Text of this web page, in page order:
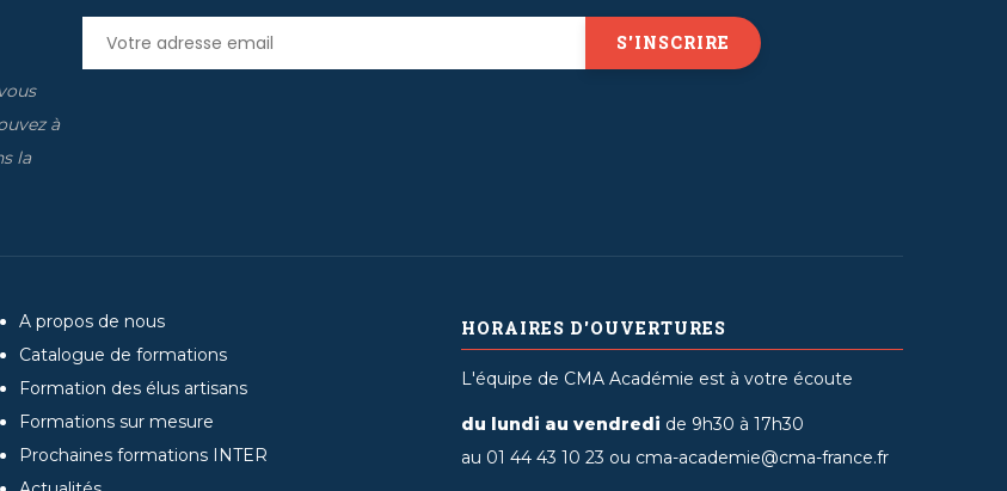
à
la
A propos de nous
Catalogue de formations
Formation des élus artisans
Formations sur mesure
Prochaines formations INTER
HORAIRES D'OUVERTURES
L'équipe de CMA Académie est à votre écoute
du lundi au vendredi de 9h30 à 17h30
au 01 44 43 10 23 ou cma-academie@cma-france.fr